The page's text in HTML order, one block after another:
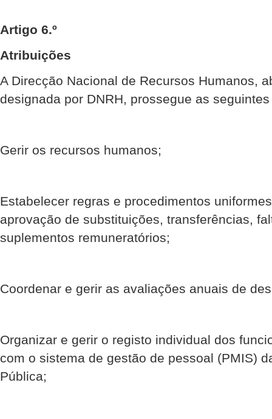
Artigo 6.º
Atribuições
A Direcção Nacional de Recursos Humanos,
designada por DNRH, prossegue as
Gerir os recursos humanos;
Estabelecer regras e procedimentos
aprovação de substituições, transferências,
suplementos remuneratórios;
Coordenar e gerir as avaliações anuais de
Organizar e gerir o registo individual dos
com o sistema de gestão de pessoal (PMIS)
Pública;